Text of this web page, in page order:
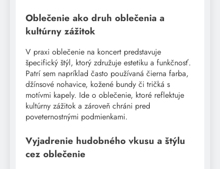
Oblečenie ako druh oblečenia a
kultúrny zážitok
V praxi oblečenie na koncert predstavuje
špecifický štýl, ktorý združuje estetiku a funkčnosť.
Patrí sem napríklad často používaná čierna farba,
džínsové nohavice, kožené bundy či tričká s
motívmi kapely. Ide o oblečenie, ktoré reflektuje
kultúrny zážitok a zároveň chráni pred
poveternostnými podmienkami.
Vyjadrenie hudobného vkusu a štýlu
cez oblečenie